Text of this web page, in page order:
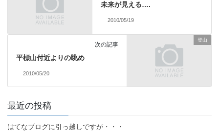
未来が見える….
2010/05/19
登山
次の記事
平標山付近よりの眺め
2010/05/20
最近の投稿
はてなブログに引っ越しですが・・・